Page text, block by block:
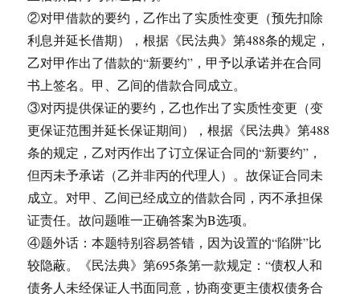
②对甲借款的要约，乙作出了实质性变更（预先扣除
利息并延长借期），根据《民法典》第488条的规定，
乙对甲作出了借款的“新要约”，甲予以承诺并在合同
书上签名。甲、乙间的借款合同成立。
③对丙提供保证的要约，乙也作出了实质性变更（变
更保证范围并延长保证期间），根据《民法典》第488
条的规定，乙对丙作出了订立保证合同的“新要约”，
但丙未予承诺（乙并非丙的代理人）。故保证合同未
成立。对甲、乙间已经成立的借款合同，丙不承担保
证责任。故问题唯一正确答案为B选项。
④题外话：本题特别容易答错，因为设置的“陷阱”比
较隐蔽。《民法典》第695条第一款规定：“债权人和
债务人未经保证人书面同意，协商变更主债权债务合